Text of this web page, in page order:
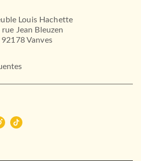
Louis Hachette
rue Jean Bleuzen
92178 Vanves